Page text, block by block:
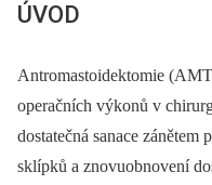
ÚVOD
Antromastoidektomie
operačních výkonů v
dostatečná sanace zánětem
sklípků a znovuobnovení